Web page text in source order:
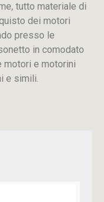
tutto materiale di
dei motori
presso le
in comodato
motori e motorini
e simili.